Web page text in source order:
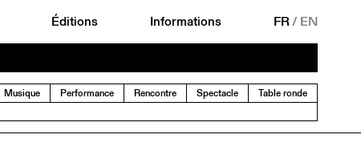
Éditions Informations FR/ EN
Musique Performance Rencontre Spectacle
Table ronde